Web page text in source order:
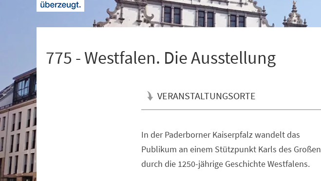
775 - Westfalen. Die Ausstellung
VERANSTALTUNGSORTE
In der Paderborner Kaiserpfalz wandelt das
Publikum an einem Stützpunkt Karls des Großen
durch die 1250-jährige Geschichte Westfalens.